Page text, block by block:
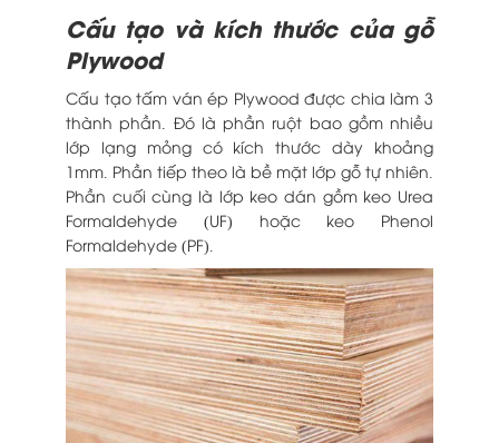
Cấu tạo và kích thước của gỗ
Plywood
Cấu tạo tấm ván ép Plywood được chia làm 3
thành phần. Đó là phần ruột bao gồm nhiều
lớp lạng mỏng có kích thước dày khoảng
1mm. Phần tiếp theo là bề mặt lớp gỗ tự nhiên.
Phần cuối cùng là lớp keo dán gồm keo Urea
Formaldehyde (UF) hoặc keo Phenol
Formaldehyde (PF).